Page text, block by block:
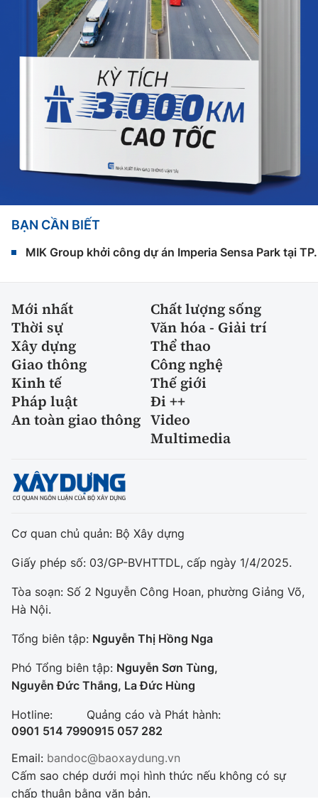
BẠN CẦN BIẾT
MIK Group khởi công dự án Imperia Sensa Park tại
Mới nhất
Chất lượng sống
Thời sự
Văn hóa - Giải trí
Xây dựng
Thể thao
Giao thông
Công nghệ
Kinh tế
Thế giới
Pháp luật
Đi ++
An toàn giao thông Video
Multimedia
Cơ quan chủ quản: Bộ Xây dựng
Giấy phép số: 03/GP-BVHTTDL, cấp ngày 1/4/2025.
Tòa soạn: Số 2 Nguyễn Công Hoan, phường Giảng Võ,
Hà Nội.
Tổng biên tập: Nguyễn Thị Hồng Nga
Phó Tổng biên tập: Nguyễn Sơn Tùng,
Nguyễn Đức Thắng, La Đức Hùng
Hotline:
0901 514 799
Quảng cáo và Phát hành:
0915 057 282
Email: bandoc@baoxaydung.vn
Cấm sao chép dưới mọi hình thức nếu không có sự
chấp thuận bằng văn bản.